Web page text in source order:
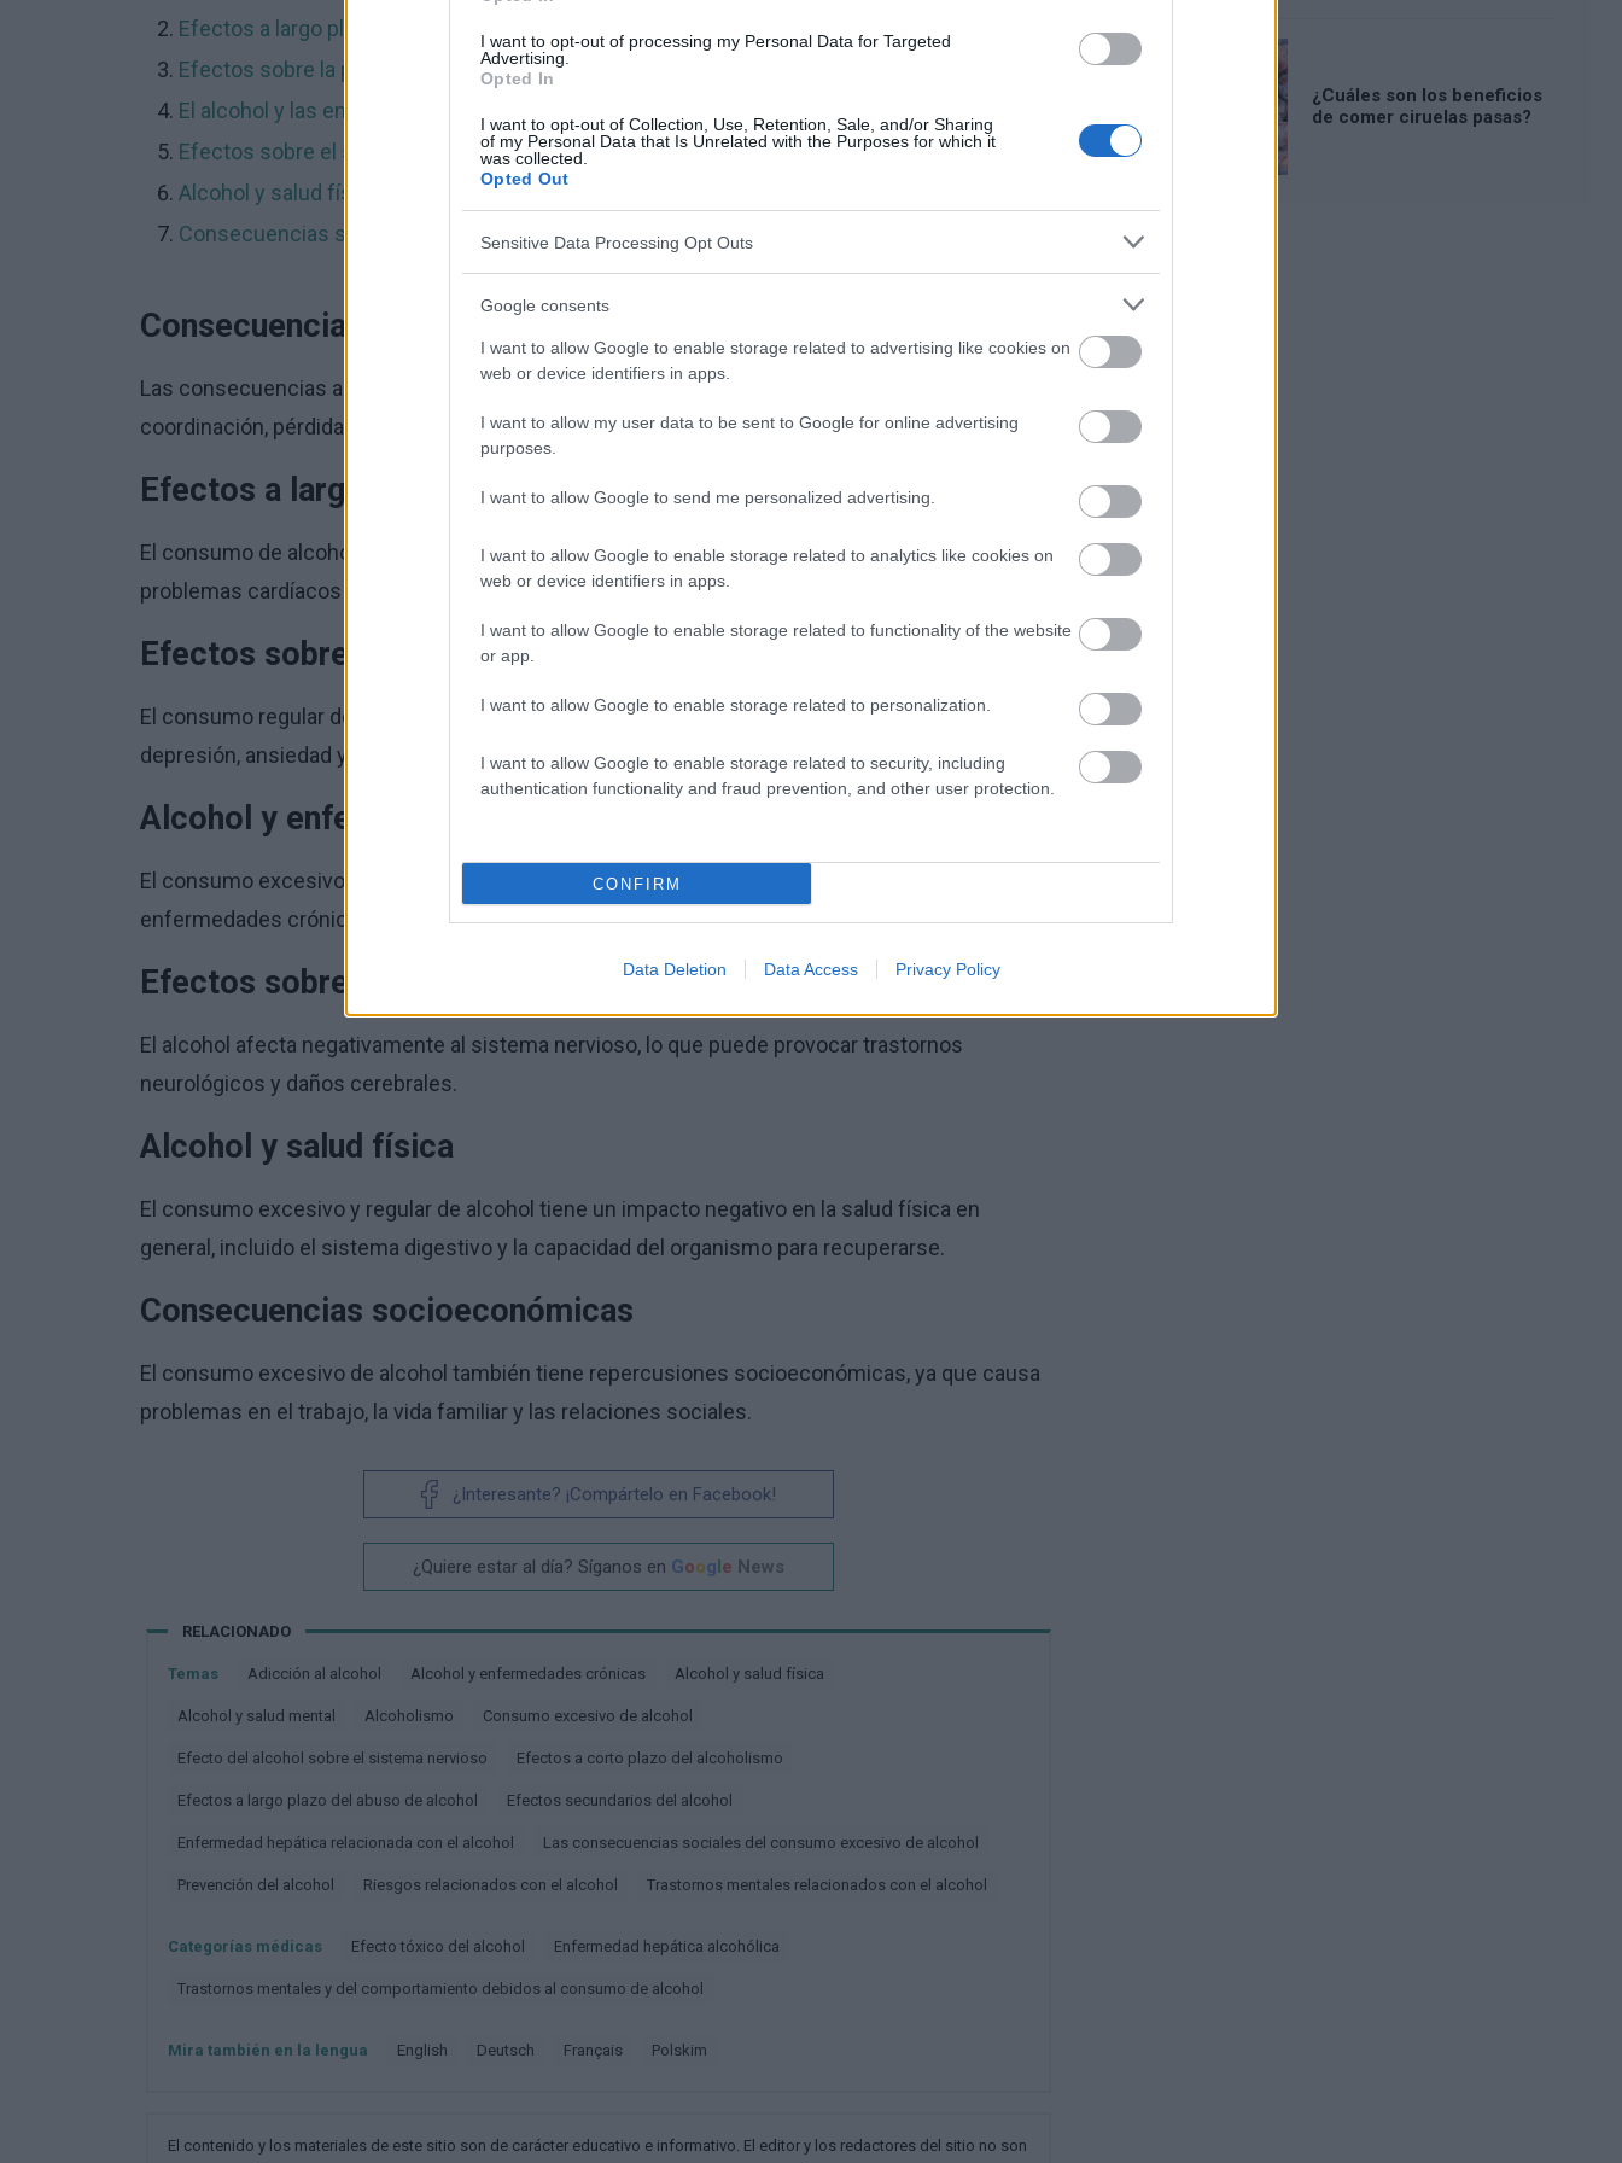
I want to opt-out of processing my Personal Data for Targeted
Advertising.
Opted In
I want to opt-out of Collection, Use, Retention, Sale, and/or Sharing
of my Personal Data that Is Unrelated with the Purposes for which it
was collected.
Opted Out
Sensitive Data Processing Opt Outs
Google consents
I want to allow Google to enable storage related to advertising like cookies on
web or device identifiers in apps.
I want to allow my user data to be sent to Google for online advertising
purposes.
I want to allow Google to send me personalized advertising.
I want to allow Google to enable storage related to analytics like cookies on
web or device identifiers in apps.
I want to allow Google to enable storage related to functionality of the website
or app.
I want to allow Google to enable storage related to personalization.
I want to allow Google to enable storage related to security, including
authentication functionality and fraud prevention, and other user protection.
CONFIRM
Data Deletion Data Access Privacy Policy
Efectos a largo plazo
Efectos sobre la psique
El alcohol y las enfermedades crónicas
Efectos sobre el sistema nervioso
Alcohol y salud física
Consecuencias socioeconómicas
Consecuencias a corto plazo
Las consecuencias a corto plazo del consumo excesivo de alcohol incluyen problemas de
coordinación, pérdida de conciencia, intoxicación etílica y riesgo de accidentes y lesiones.
Efectos a largo plazo
El consumo de alcohol a largo plazo puede provocar adicción, enfermedades hepáticas,
problemas cardíacos y otros problemas de salud graves.
Efectos sobre la psique
El consumo regular de alcohol puede tener un impacto negativo en la salud mental, provocando
depresión, ansiedad y otros trastornos mentales.
Alcohol y enfermedades crónicas
El consumo excesivo de alcohol se asocia a un mayor riesgo de desarrollar diversas
enfermedades crónicas, como enfermedades hepáticas, cardiopatías y cáncer.
Efectos sobre el sistema nervioso
El alcohol afecta negativamente al sistema nervioso, lo que puede provocar trastornos
neurológicos y daños cerebrales.
Alcohol y salud física
El consumo excesivo y regular de alcohol tiene un impacto negativo en la salud física en
general, incluido el sistema digestivo y la capacidad del organismo para recuperarse.
Consecuencias socioeconómicas
El consumo excesivo de alcohol también tiene repercusiones socioeconómicas, ya que causa
problemas en el trabajo, la vida familiar y las relaciones sociales.
¿Interesante? ¡Compártelo en Facebook!
¿Quiere estar al día? Síganos en Google News
RELACIONADO
Temas Adicción al alcohol Alcohol y enfermedades crónicas Alcohol y salud física
Alcohol y salud mental Alcoholismo Consumo excesivo de alcohol
Efecto del alcohol sobre el sistema nervioso Efectos a corto plazo del alcoholismo
Efectos a largo plazo del abuso de alcohol Efectos secundarios del alcohol
Enfermedad hepática relacionada con el alcohol Las consecuencias sociales del consumo excesivo de alcohol
Prevención del alcohol Riesgos relacionados con el alcohol Trastornos mentales relacionados con el alcohol
Categorías médicas Efecto tóxico del alcohol Enfermedad hepática alcohólica
Trastornos mentales y del comportamiento debidos al consumo de alcohol
Mira también en la lengua english deutsch français polskim
El contenido y los materiales de este sitio son de carácter educativo e informativo. El editor y los redactores del sitio no son
¿Cuáles son los beneficios
de comer ciruelas pasas?